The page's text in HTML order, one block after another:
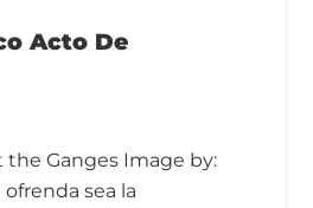
Acto De
the Ganges Image by:
sea la